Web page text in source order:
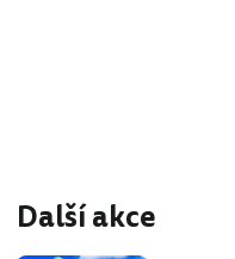
Další akce